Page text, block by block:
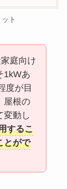
ト
庭向け
1kWあ
度が目
屋根の
変動し
するこ
とがで